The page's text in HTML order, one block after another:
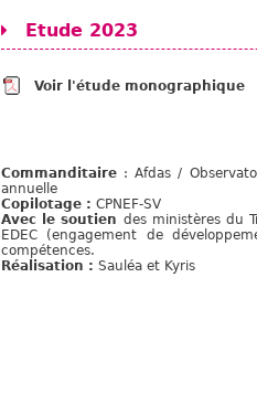
Etude 2023
Voir l'étude monographique
Commanditaire : Afdas /
annuelle
Copilotage : CPNEF-SV
Avec le soutien des ministères du
EDEC (engagement de
compétences.
Réalisation : Sauléa et Kyris